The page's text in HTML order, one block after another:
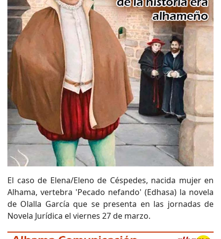
El caso de Elena/Eleno de Céspedes, nacida mujer en
Alhama, vertebra 'Pecado nefando' (Edhasa) la novela
de Olalla García que se presenta en las jornadas de
Novela Jurídica el viernes 27 de marzo.